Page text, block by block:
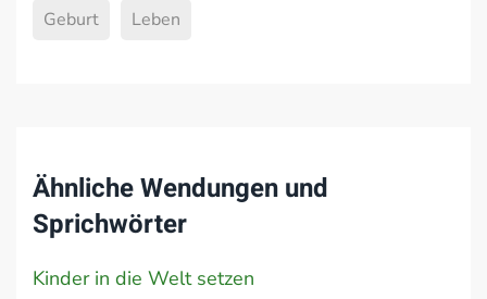
Geburt Leben
Ähnliche Wendungen und
Sprichwörter
Kinder in die Welt setzen